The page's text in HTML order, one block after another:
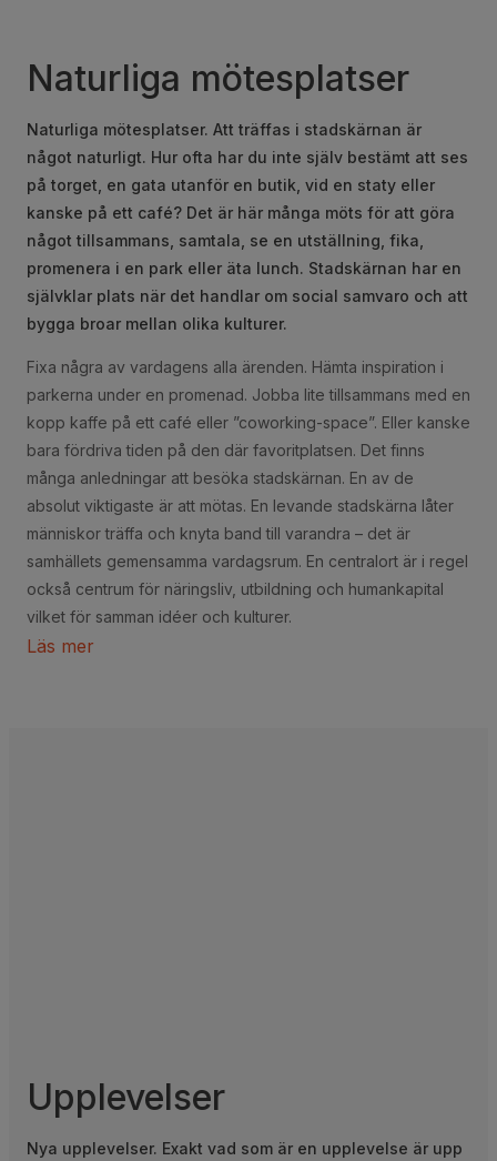
Naturliga mötesplatser
Naturliga mötesplatser. Att träffas i stadskärnan är
något naturligt. Hur ofta har du inte själv bestämt att ses
på torget, en gata utanför en butik, vid en staty eller
kanske på ett café? Det är här många möts för att göra
något tillsammans, samtala, se en utställning, fika,
promenera i en park eller äta lunch. Stadskärnan har en
självklar plats när det handlar om social samvaro och att
bygga broar mellan olika kulturer.
Fixa några av vardagens alla ärenden. Hämta inspiration i
parkerna under en promenad. Jobba lite tillsammans med en
kopp kaffe på ett café eller ”coworking-space”. Eller kanske
bara fördriva tiden på den där favoritplatsen. Det finns
många anledningar att besöka stadskärnan. En av de
absolut viktigaste är att mötas. En levande stadskärna låter
människor träffa och knyta band till varandra – det är
samhällets gemensamma vardagsrum. En centralort är i regel
också centrum för näringsliv, utbildning och humankapital
vilket för samman idéer och kulturer.
Läs mer
Upplevelser
Nya upplevelser. Exakt vad som är en upplevelse är upp